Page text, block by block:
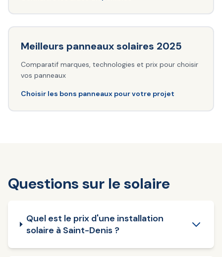
Meilleurs panneaux solaires 2025
Comparatif marques, technologies et prix pour choisir
vos panneaux
Choisir les bons panneaux pour votre projet
Questions sur le solaire
Quel est le prix d'une installation
solaire à Saint-Denis ?